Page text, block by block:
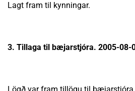
Lagt fram til kynningar.
3. Tillaga til bæjarstjóra. 2005-08-